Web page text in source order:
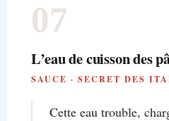
07
L’eau de cuisson des
SAUCE · SECRET DES
Cette eau trouble,